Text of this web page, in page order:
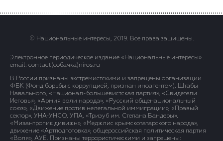
© Национальные интересы, 2019. Все права защищены.
Электронное периодическое издание «Национальные интересы» .
email: contact(сoбaчка)niros.ru
В России признаны экстремистскими и запрещены организации
ФБК (Фонд борьбы с коррупцией, признан иноагентом), Штабы
Навального, «Национал-большевистская партия», «Свидетели
Иеговы», «Армия воли народа», «Русский общенациональный
союз», «Движение против нелегальной иммиграции», «Правый
сектор», УНА-УНСО, УПА, «Тризуб им. Степана Бандеры»,
«Мизантропик дивижн», «Меджлис крымскотатарского народа»,
движение «Артподготовка», общероссийская политическая партия
«Воля», АУЕ. Признаны террористическими и запрещены: